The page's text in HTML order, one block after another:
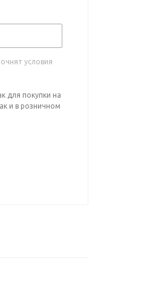
условия
для покупки на
и в розничном